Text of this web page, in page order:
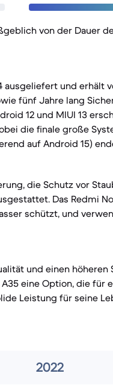
von der Dauer
ausgeliefert und erhält
fünf Jahre lang
12 und MIUI 13
die finale große
auf Android 15)
die Schutz vor
Das Redmi
schützt, und
und einen höheren
eine Option, die für
Leistung für seine
2022